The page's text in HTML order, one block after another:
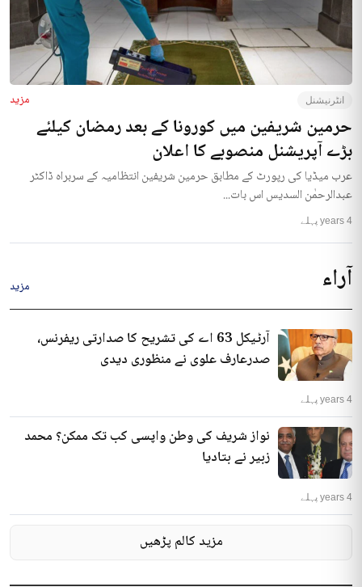
انٹرنیشنل مزید
حرمین شریفین میں کورونا کے بعد رمضان کیلئے
بڑے آپریشنل منصوبے کا اعلان
عرب میڈیا کی رپورٹ کے مطابق حرمین شریفین انتظامیہ کے سربراہ ڈاکٹر
عبدالرحمٰن السدیس اس بات...
4 years پہلے
آراء مزید
آرٹیکل 63 اے کی تشریح کا صدارتی ریفرنس،
صدرعارف علوی نے منظوری دیدی
4 years پہلے
نواز شریف کی وطن واپسی کب تک ممکن؟ محمد
زبیر نے بتادیا
4 years پہلے
مزید کالم پڑھیں